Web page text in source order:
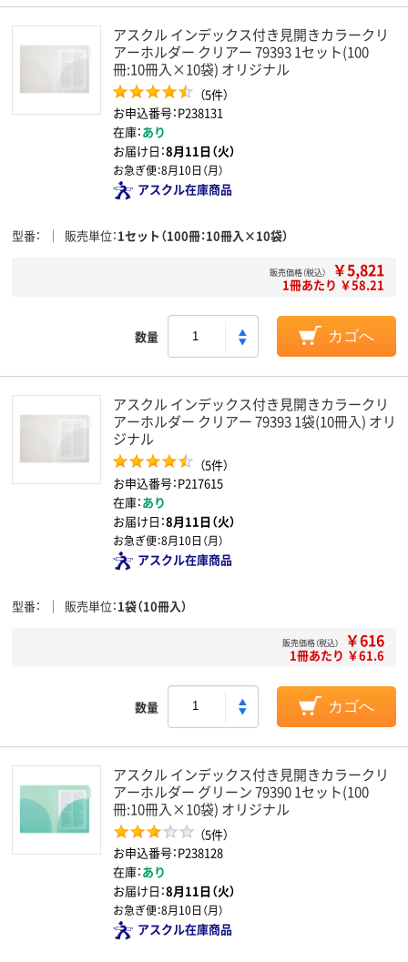
アスクル インデックス付き見開きカラークリ
アーホルダー クリアー 79393 1セット(100
冊:10冊入×10袋) オリジナル
（5件）
お申込番号：P238131
在庫：あり
お届け日：8月11日（火）
お急ぎ便：8月10日（月）
アスクル在庫商品
型番 販売単位 1セット（100冊：10冊入×10袋）
販売価格（税込） ￥5,821
1冊あたり ￥58.21
数量 カゴへ
アスクル インデックス付き見開きカラークリ
アーホルダー クリアー 79393 1袋(10冊入) オリ
ジナル
（5件）
お申込番号：P217615
在庫：あり
お届け日：8月11日（火）
お急ぎ便：8月10日（月）
アスクル在庫商品
型番 販売単位 1袋（10冊入）
販売価格（税込） ￥616
1冊あたり ￥61.6
数量 カゴへ
アスクル インデックス付き見開きカラークリ
アーホルダー グリーン 79390 1セット(100
冊:10冊入×10袋) オリジナル
（5件）
お申込番号：P238128
在庫：あり
お届け日：8月11日（火）
お急ぎ便：8月10日（月）
アスクル在庫商品